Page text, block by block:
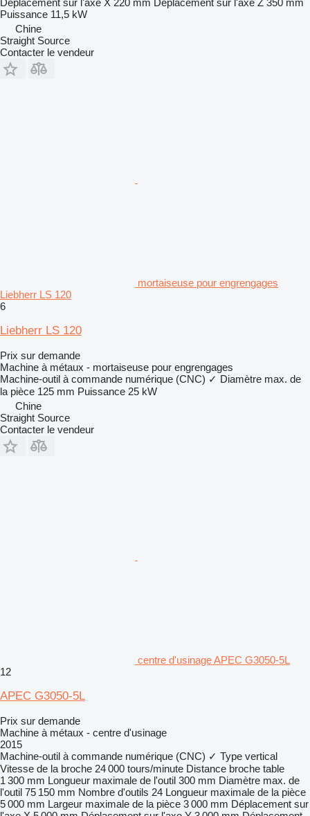
Déplacement sur l'axe X 220 mm Déplacement sur l'axe Z 350 mm
Puissance 11,5 kW
Chine
Straight Source
Contacter le vendeur
mortaiseuse pour engrengages
Liebherr LS 120
6
Liebherr LS 120
Prix sur demande
Machine à métaux - mortaiseuse pour engrengages
Machine-outil à commande numérique (CNC) ✓ Diamètre max. de
la pièce 125 mm Puissance 25 kW
Chine
Straight Source
Contacter le vendeur
centre d'usinage APEC G3050-5L
12
APEC G3050-5L
Prix sur demande
Machine à métaux - centre d'usinage
2015
Machine-outil à commande numérique (CNC) ✓ Type vertical
Vitesse de la broche 24 000 tours/minute Distance broche table
1 300 mm Longueur maximale de l'outil 300 mm Diamètre max. de
l'outil 75 150 mm Nombre d'outils 24 Longueur maximale de la pièce
5 000 mm Largeur maximale de la pièce 3 000 mm Déplacement sur